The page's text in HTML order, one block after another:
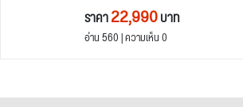
ราคา22,990บาท
อ่าน 560 | ความเห็น 0